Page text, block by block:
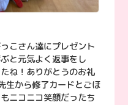
こさん達にプレゼント
と元気よく返事をし
ね！ありがとうのお礼
生から修了カードとごほ
ニコニコ笑顔だったち